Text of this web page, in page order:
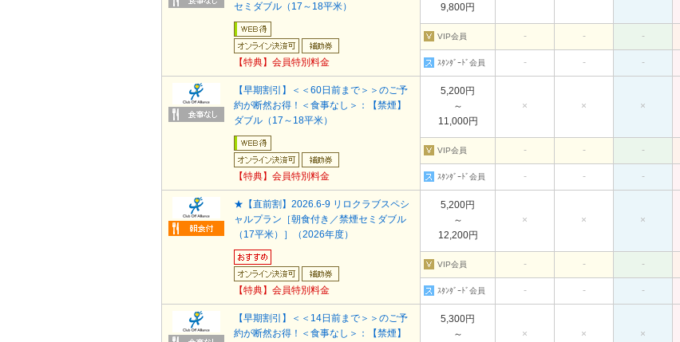
セミダブル（17～18平米）
【特典】会員特別料金
9,800円
VIP会員 - - -
ｽﾀﾝﾀﾞｰﾄﾞ会員 - - -
【早期割引】＜＜60日前まで＞＞のご予
約が断然お得！＜食事なし＞：【禁煙】
ダブル（17～18平米）
【特典】会員特別料金
5,200円
～
11,000円
× × ×
VIP会員 - - -
ｽﾀﾝﾀﾞｰﾄﾞ会員 - - -
★【直前割】2026.6-9 リロクラブスペシ
ャルプラン［朝食付き／禁煙セミダブル
（17平米）］（2026年度）
【特典】会員特別料金
5,200円
～
12,200円
× × ×
VIP会員 - - -
ｽﾀﾝﾀﾞｰﾄﾞ会員 - - -
【早期割引】＜＜14日前まで＞＞のご予
約が断然お得！＜食事なし＞：【禁煙】
5,300円
～
× × ×